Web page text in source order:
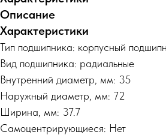
Описание
Характеристики
Тип подшипника: корпусный
Вид подшипника: радиальные
Внутренний диаметр, мм: 35
Наружный диаметр, мм: 72
Ширина, мм: 37.7
Самоцентрирующиеся: Нет